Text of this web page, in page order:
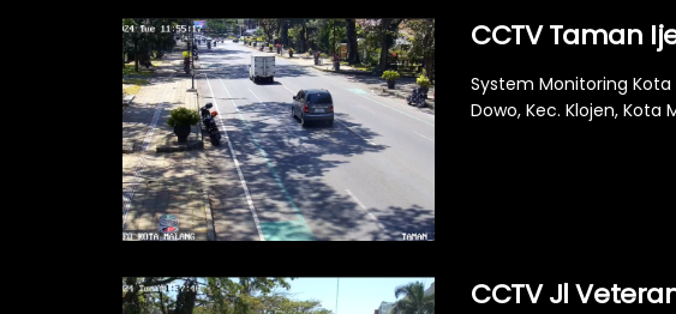
CCTV Taman
System Monitoring Kota
Dowo, Kec. Klojen, Kota
CCTV Jl